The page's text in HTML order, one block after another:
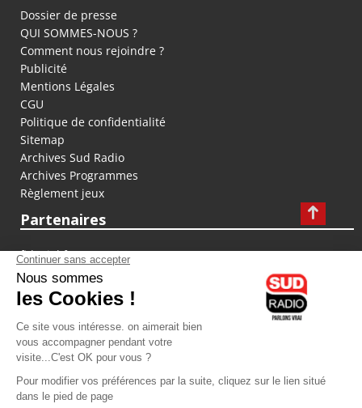
Dossier de presse
QUI SOMMES-NOUS ?
Comment nous rejoindre ?
Publicité
Mentions Légales
CGU
Politique de confidentialité
Sitemap
Archives Sud Radio
Archives Programmes
Règlement jeux
Partenaires
fiducial.fr
lyoncapitale.fr
olympique-et-lyonnais.com
L'application Iphone / Android
Téléchargez l'application